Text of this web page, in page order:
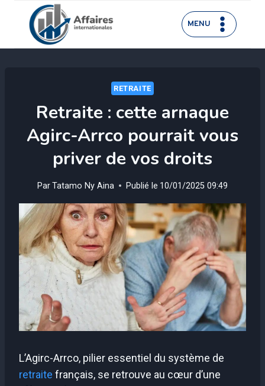
contenu
MENU
RETRAITE
Retraite : cette arnaque
Agirc-Arrco pourrait vous
priver de vos droits
ParTatamo Ny Aina Publié le 10/01/2025 09:49
L’Agirc-Arrco, pilier essentiel du système de
retraite français, se retrouve au cœur d’une